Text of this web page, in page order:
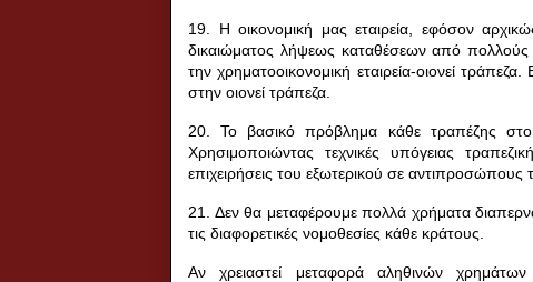
19. Η οικονομική μας εταιρεία, εφόσον
δικαιώματος λήψεως καταθέσεων από πολλούς
την χρηματοοικονομική εταιρεία-οιονεί τράπεζα.
στην οιονεί τράπεζα.
20. Το βασικό πρόβλημα κάθε τραπέζης στο
Χρησιμοποιώντας τεχνικές υπόγειας
επιχειρήσεις του εξωτερικού σε αντιπροσώπους
21. Δεν θα μεταφέρουμε πολλά χρήματα
τις διαφορετικές νομοθεσίες κάθε κράτους.
Αν χρειαστεί μεταφορά αληθινών